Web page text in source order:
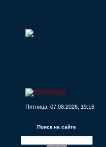
Пятница, 07.08.2026, 19:16
Поиск на сайте